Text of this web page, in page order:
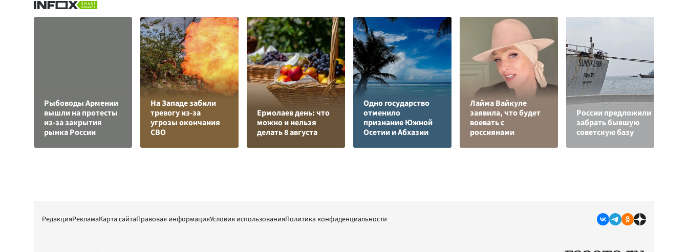
Рыбоводы Армении
вышли на протесты
из-за закрытия
рынка России
На Западе забили
тревогу из-за
угрозы окончания
СВО
Ермолаев день: что
можно и нельзя
делать 8 августа
Одно государство
отменило
признание Южной
Осетии и Абхазии
Лайма Вайкуле
заявила, что будет
воевать с
россиянами
России предложили
забрать бывшую
советскую базу
РедакцияРекламаКарта сайтаПравовая информацияУсловия использованияПолитика конфиденциальности